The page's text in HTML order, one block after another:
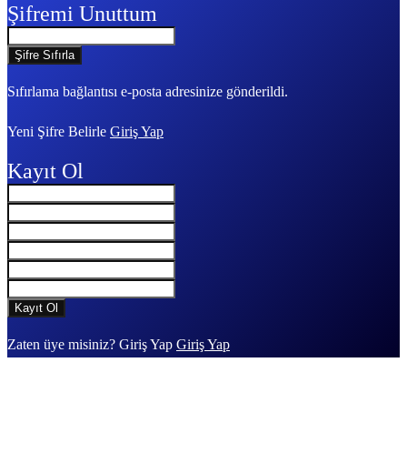
Şifremi Unuttum
Sıfırlama bağlantısı e-posta adresinize gönderildi.
Yeni Şifre Belirle Giriş Yap
Kayıt Ol
Zaten üye misiniz? Giriş Yap Giriş Yap